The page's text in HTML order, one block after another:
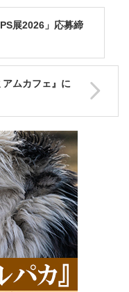
展2026」応募締
ムカフェ』に